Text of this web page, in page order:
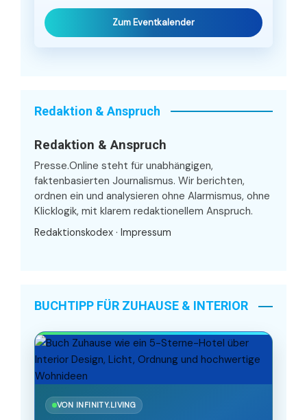
Zum Eventkalender
Redaktion & Anspruch
Redaktion & Anspruch
Presse.Online steht für unabhängigen,
faktenbasierten Journalismus. Wir berichten,
ordnen ein und analysieren ohne Alarmismus, ohne
Klicklogik, mit klarem redaktionellem Anspruch.
Redaktionskodex · Impressum
BUCHTIPP FÜR ZUHAUSE & INTERIOR
VON INFINITY.LIVING